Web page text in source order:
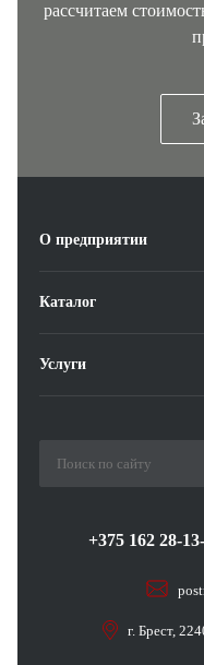
рассчитаем
О предприятии
Каталог
Услуги
+375 162 28-
г. Брест,